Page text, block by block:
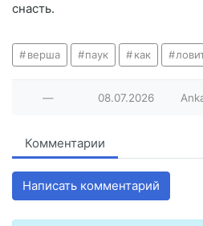
снасть.
верша паук как
— 08.07.2026
Комментарии
Написать комментарий